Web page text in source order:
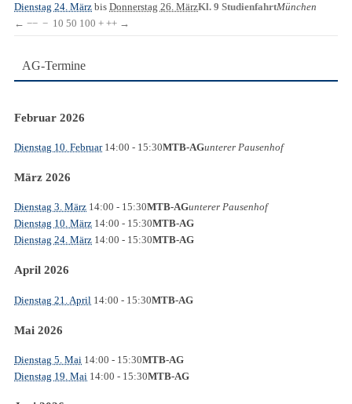
Dienstag 24. März bis Donnerstag 26. MärzKl. 9 StudienfahrtMünchen
← −− − 10 50 100 + ++ →
AG-Termine
Februar 2026
Dienstag 10. Februar14:00 - 15:30MTB-AGunterer Pausenhof
März 2026
Dienstag 3. März 14:00 - 15:30MTB-AGunterer Pausenhof
Dienstag 10. März 14:00 - 15:30MTB-AG
Dienstag 24. März 14:00 - 15:30MTB-AG
April 2026
Dienstag 21. April 14:00 - 15:30MTB-AG
Mai 2026
Dienstag 5. Mai 14:00 - 15:30MTB-AG
Dienstag 19. Mai 14:00 - 15:30MTB-AG